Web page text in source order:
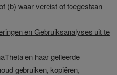
(b) waar vereist of toegestaan
en Gebruiksanalyses uit te
en haar gelieerde
gebruiken, kopiëren,